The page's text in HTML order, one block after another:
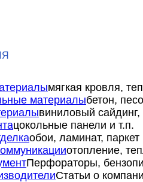
мягкая кровля,
материалыбетон,
виниловый сайдинг,
цокольные панели и т.п.
обои, ламинат, паркет
отопление,
Перфораторы,
Статьи о